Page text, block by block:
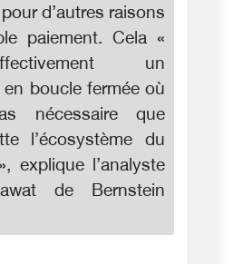
d’autres raisons
paiement. Cela «
un
boucle fermée où
nécessaire que
l’écosystème du
explique l’analyste
de Bernstein